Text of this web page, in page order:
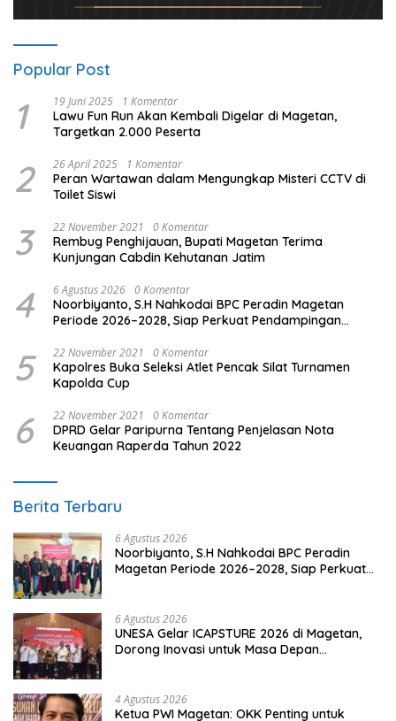
Popular Post
1 19 Juni 2025 1 Komentar
Lawu Fun Run Akan Kembali Digelar di Magetan,
Targetkan 2.000 Peserta
2 26 April 2025 1 Komentar
Peran Wartawan dalam Mengungkap Misteri CCTV di
Toilet Siswi
3 22 November 2021 0 Komentar
Rembug Penghijauan, Bupati Magetan Terima
Kunjungan Cabdin Kehutanan Jatim
4 6 Agustus 2026 0 Komentar
Noorbiyanto, S.H Nahkodai BPC Peradin Magetan
Periode 2026–2028, Siap Perkuat Pendampingan
5 22 November 2021 0 Komentar
Kapolres Buka Seleksi Atlet Pencak Silat Turnamen
Kapolda Cup
6 22 November 2021 0 Komentar
DPRD Gelar Paripurna Tentang Penjelasan Nota
Keuangan Raperda Tahun 2022
Berita Terbaru
6 Agustus 2026
Noorbiyanto, S.H Nahkodai BPC Peradin
Magetan Periode 2026–2028, Siap Perkuat
6 Agustus 2026
UNESA Gelar ICAPSTURE 2026 di Magetan,
Dorong Inovasi untuk Masa Depan
4 Agustus 2026
Ketua PWI Magetan: OKK Penting untuk